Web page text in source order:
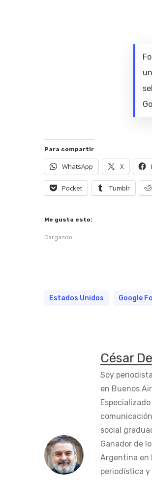
Hit enter to search or ESC to
Para compartir
WhatsApp X
Pocket Tumblr
Me gusta esto:
Cargando...
Estados Unidos Google
César
Soy
en Buenos
social
Ganador de
Argentina en
periodística y